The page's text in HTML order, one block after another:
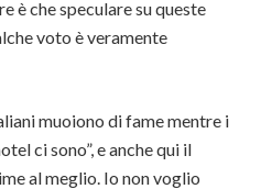
è che speculare su queste
voto è veramente
muoiono di fame mentre i
ci sono”, e anche qui il
al meglio. Io non voglio